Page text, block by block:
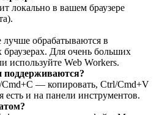
локально в вашем браузере
обрабатываются в
Для очень больших
используйте Web Workers.
— копировать, Ctrl/Cmd+V
и на панели инструментов.